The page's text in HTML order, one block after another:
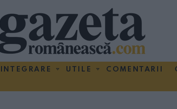
INTEGRARE UTILE COMENTARII